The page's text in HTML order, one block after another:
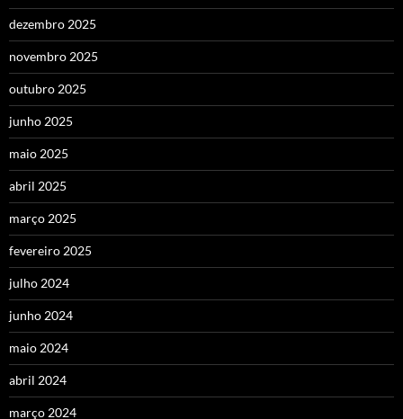
dezembro 2025
novembro 2025
outubro 2025
junho 2025
maio 2025
abril 2025
março 2025
fevereiro 2025
julho 2024
junho 2024
maio 2024
abril 2024
março 2024